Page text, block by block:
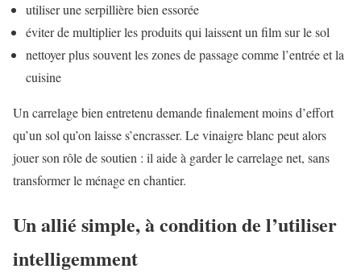
utiliser une serpillière bien essorée
éviter de multiplier les produits qui laissent un film sur le sol
nettoyer plus souvent les zones de passage comme l’entrée et la
cuisine
Un carrelage bien entretenu demande finalement moins d’effort
qu’un sol qu’on laisse s’encrasser. Le vinaigre blanc peut alors
jouer son rôle de soutien : il aide à garder le carrelage net, sans
transformer le ménage en chantier.
Un allié simple, à condition de l’utiliser
intelligemment